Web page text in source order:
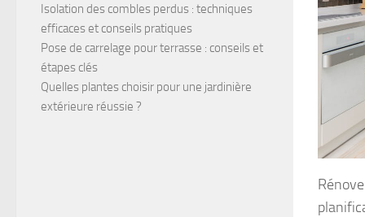
Isolation des combles perdus : techniques
efficaces et conseils pratiques
Pose de carrelage pour terrasse : conseils et
étapes clés
Quelles plantes choisir pour une jardinière
extérieure réussie ?